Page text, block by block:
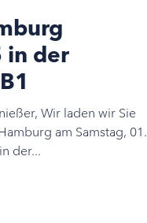
in der
Wir laden wir Sie
am Samstag, 01.
der...